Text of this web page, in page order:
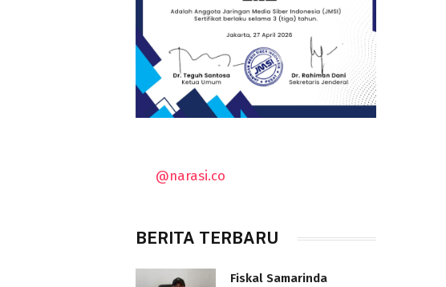
@narasi.co
BERITA TERBARU
Fiskal Samarinda